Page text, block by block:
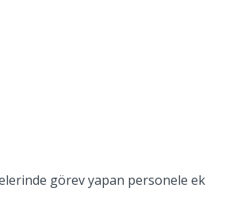
görev yapan personele ek